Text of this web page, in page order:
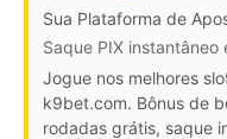
Sua Plataforma de
Saque PIX
Jogue nos melhores
k9bet.com. Bônus de
rodadas grátis, saque